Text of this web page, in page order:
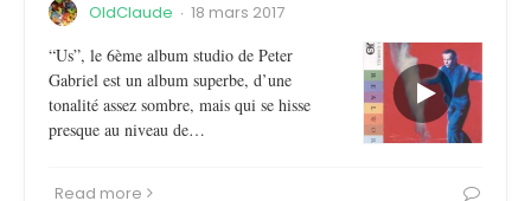
OldClaude · 18 mars 2017
“Us”, le 6ème album studio de Peter
Gabriel est un album superbe, d’une
tonalité assez sombre, mais qui se hisse
presque au niveau de…
Read more